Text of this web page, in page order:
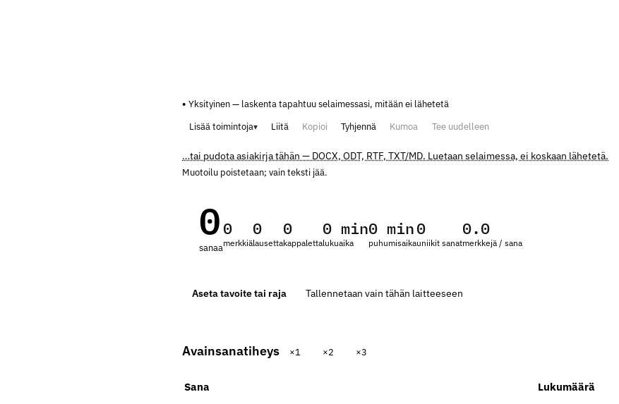
Yksityinen — laskenta tapahtuu selaimessasi, mitään ei lähetetä
Lisää toimintoja
Liitä Kopioi Tyhjennä Kumoa Tee uudelleen
…tai pudota asiakirja tähän — DOCX, ODT, RTF, TXT/MD. Luetaan selaimessa, ei koskaan lähetetä.
Muotoilu poistetaan; vain teksti jää.
0
sanaa
0
merkkiä
0
lausetta
0
kappaletta
0 min
lukuaika
0 min
puhumisaika
0
uniikit sanat
0.0
merkkejä / sana
Aseta tavoite tai raja Tallennetaan vain tähän laitteeseen
Avainsanatiheys ×1 ×2 ×3
Sana Lukumäärä